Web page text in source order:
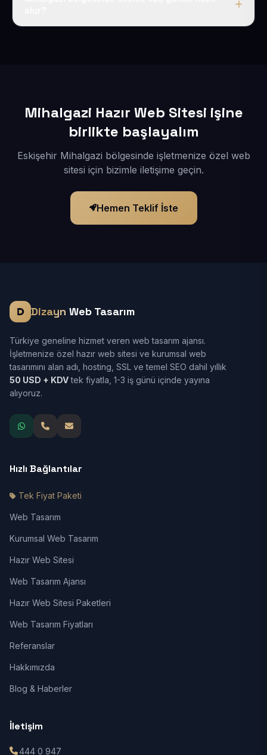
Mihalgazi Hazır Web Sitesi işine
birlikte başlayalım
Eskişehir Mihalgazi bölgesinde işletmenize özel web
sitesi için bizimle iletişime geçin.
Hemen Teklif İste
Dizayn Web Tasarım
Türkiye geneline hizmet veren web tasarım ajansı.
İşletmenize özel hazır web sitesi ve kurumsal web
tasarımını alan adı, hosting, SSL ve temel SEO dahil yıllık
50 USD + KDVtek fiyatla, 1-3 iş günü içinde yayına
alıyoruz.
Hızlı Bağlantılar
Tek Fiyat Paketi
Web Tasarım
Kurumsal Web Tasarım
Hazır Web Sitesi
Web Tasarım Ajansı
Hazır Web Sitesi Paketleri
Web Tasarım Fiyatları
Referanslar
Hakkımızda
Blog & Haberler
İletişim
444 0 947